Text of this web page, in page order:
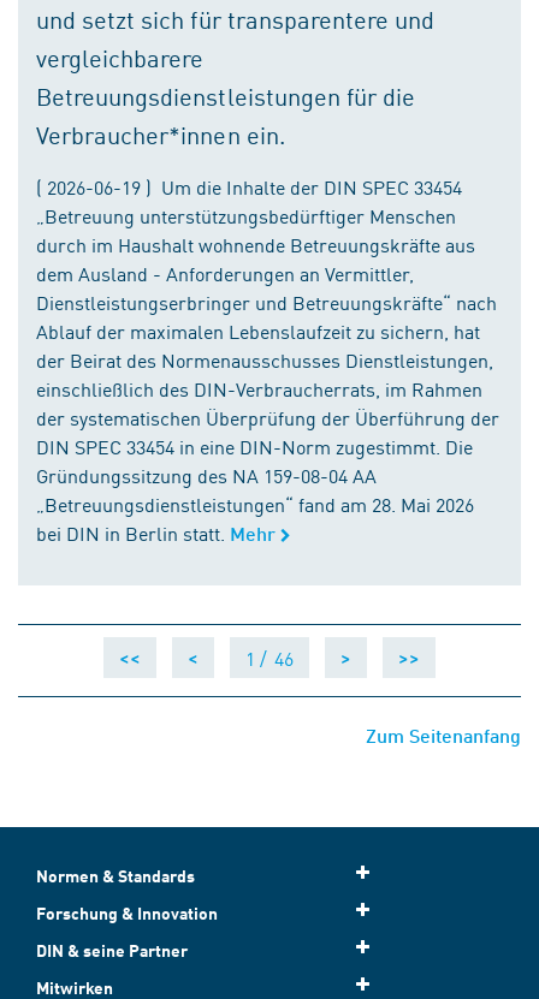
und setzt sich für transparentere und
vergleichbarere
Betreuungsdienstleistungen für die
Verbraucher*innen ein.
( 2026-06-19 ) Um die Inhalte der DIN SPEC 33454
„Betreuung unterstützungsbedürftiger Menschen
durch im Haushalt wohnende Betreuungskräfte aus
dem Ausland - Anforderungen an Vermittler,
Dienstleistungserbringer und Betreuungskräfte“ nach
Ablauf der maximalen Lebenslaufzeit zu sichern, hat
der Beirat des Normenausschusses Dienstleistungen,
einschließlich des DIN-Verbraucherrats, im Rahmen
der systematischen Überprüfung der Überführung der
DIN SPEC 33454 in eine DIN-Norm zugestimmt. Die
Gründungssitzung des NA 159-08-04 AA
„Betreuungsdienstleistungen“ fand am 28. Mai 2026
bei DIN in Berlin statt. Mehr
<< < 1 / 46 > >>
Zum Seitenanfang
Normen & Standards
Forschung & Innovation
DIN & seine Partner
Mitwirken